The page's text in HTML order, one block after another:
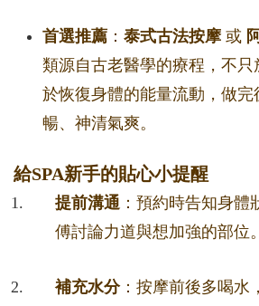
首選推薦 ： 泰式古法按摩或
類源自古老醫學的療程，不只
於恢復身體的能量流動，做完
暢、神清氣爽。
給SPA新手的貼心小提醒
提前溝通 ：預約時告知身體
傅討論力道與想加強的部位。
補充水分：按摩前後多喝水